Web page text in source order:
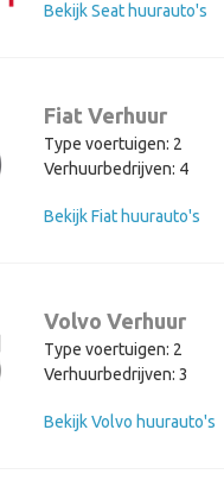
Bekijk Seat huurauto's
Fiat Verhuur
Type voertuigen: 2
Verhuurbedrijven: 4
Bekijk Fiat huurauto's
Volvo Verhuur
Type voertuigen: 2
Verhuurbedrijven: 3
Bekijk Volvo huurauto's